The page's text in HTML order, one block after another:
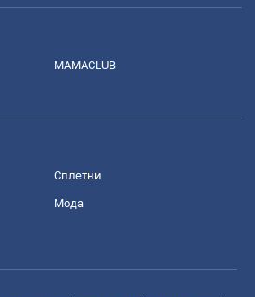
MAMACLUB
Сплетни
Мода